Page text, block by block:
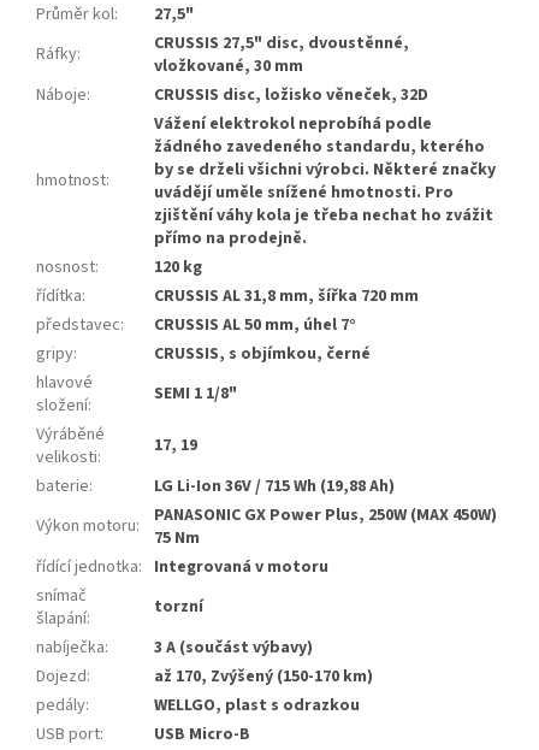
Průměr kol:
27,5"
Ráfky:
CRUSSIS 27,5" disc, dvoustěnné,
vložkované, 30 mm
Náboje: CRUSSIS disc, ložisko věneček, 32D
hmotnost:
Vážení elektrokol neprobíhá podle
žádného zavedeného standardu, kterého
by se drželi všichni výrobci. Některé značky
uvádějí uměle snížené hmotnosti. Pro
zjištění váhy kola je třeba nechat ho zvážit
přímo na prodejně.
nosnost:
120 kg
řídítka:
CRUSSIS AL 31,8 mm, šířka 720 mm
představec:
CRUSSIS AL 50 mm, úhel 7°
gripy:
CRUSSIS, s objímkou, černé
hlavové
složení:
SEMI 1 1/8"
Výráběné
velikosti:
17, 19
baterie:
LG Li-Ion 36V / 715 Wh (19,88 Ah)
Výkon motoru:
PANASONIC GX Power Plus, 250W (MAX 450W)
75 Nm
řídící jednotka: Integrovaná v motoru
snímač
šlapání:
torzní
nabíječka:
3 A (součást výbavy)
Dojezd:
až 170, Zvýšený (150-170 km)
pedály:
WELLGO, plast s odrazkou
USB port:
USB Micro-B